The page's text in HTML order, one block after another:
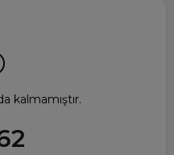
kalmamıştır.